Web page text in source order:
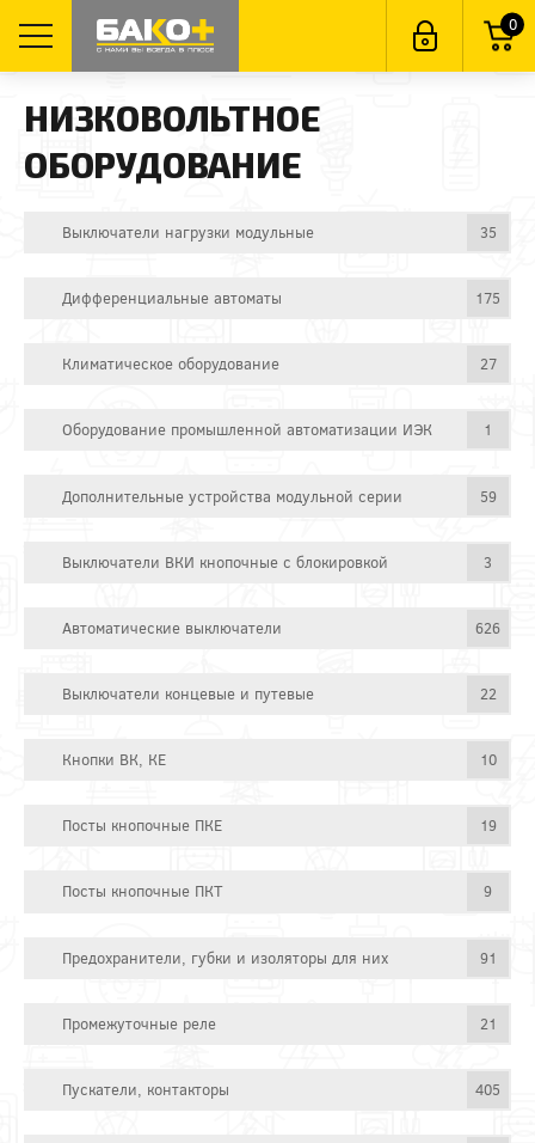
0
НИЗКОВОЛЬТНОЕ
ОБОРУДОВАНИЕ
Выключатели нагрузки модульные 35
Дифференциальные автоматы 175
Климатическое оборудование 27
Оборудование промышленной автоматизации ИЭК 1
Дополнительные устройства модульной серии 59
Выключатели ВКИ кнопочные с блокировкой 3
Автоматические выключатели 626
Выключатели концевые и путевые 22
Кнопки ВК, КЕ 10
Посты кнопочные ПКЕ 19
Посты кнопочные ПКТ 9
Предохранители, губки и изоляторы для них 91
Промежуточные реле 21
Пускатели, контакторы 405